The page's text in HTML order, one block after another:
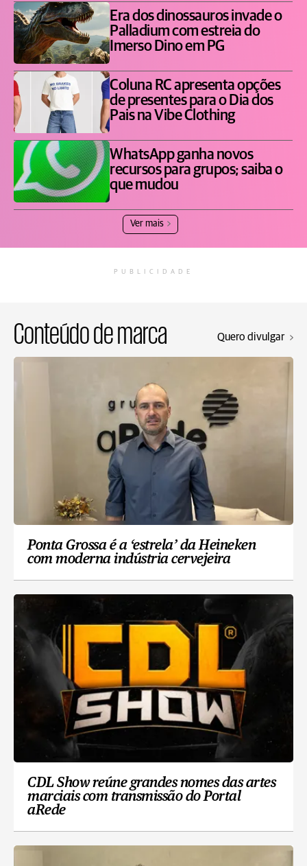
Era dos dinossauros invade o
Palladium com estreia do
Imerso Dino em PG
Coluna RC apresenta opções
de presentes para o Dia dos
Pais na Vibe Clothing
WhatsApp ganha novos
recursos para grupos; saiba o
que mudou
Ver mais
PUBLICIDADE
Conteúdo de marca Quero divulgar
Ponta Grossa é a ‘estrela’ da Heineken
com moderna indústria cervejeira
CDL Show reúne grandes nomes das artes
marciais com transmissão do Portal
aRede